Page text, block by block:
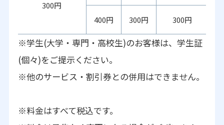
300円
400円 300円 300円
※学生(大学・専門・高校生)のお客様は、学生証
(個々)をご提示ください。
※他のサービス・割引券との併用はできません。
※料金はすべて税込です。